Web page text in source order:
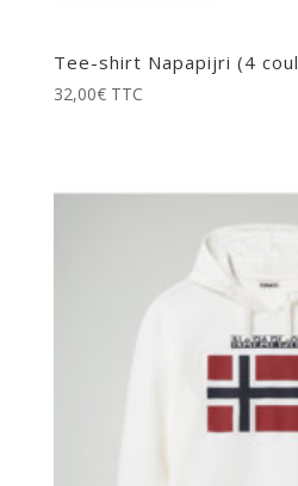
Tee-shirt Napapijri (4
32,00€ TTC